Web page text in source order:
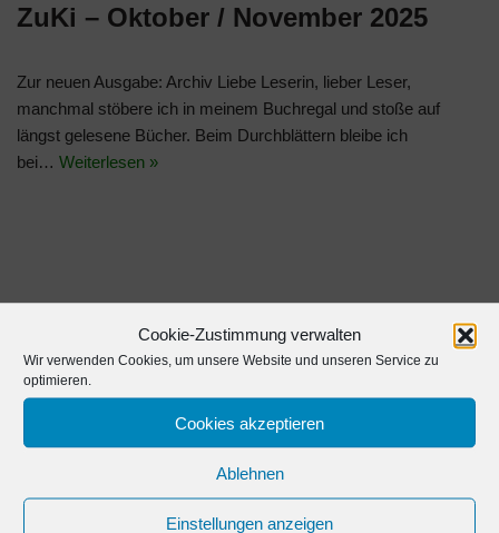
Cookie-Zustimmung verwalten
Wir verwenden Cookies, um unsere Website und unseren Service zu
optimieren.
Cookies akzeptieren
Ablehnen
Einstellungen anzeigen
ZuKi – Oktober / November 2025
Zur neuen Ausgabe: Archiv Liebe Leserin, lieber Leser,
manchmal stöbere ich in meinem Buchregal und stoße auf
längst gelesene Bücher. Beim Durchblättern bleibe ich
bei… Weiterlesen »
Pfarramt Frohburg:
Kirchplatz 1
Tel:+49 34348/ 84 99 20
E-Mail:petra.rech@evlks.de